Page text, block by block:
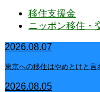
移住支援金
ニッポン移住・
2026.08.07
東京への移住はやめとけと
2026.08.05